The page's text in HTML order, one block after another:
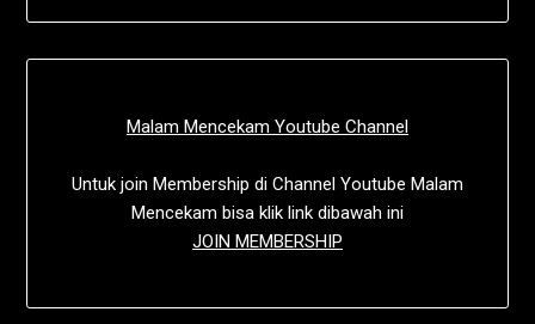
Malam Mencekam Youtube Channel
Untuk join Membership di Channel Youtube Malam
Mencekam bisa klik link dibawah ini
JOIN MEMBERSHIP